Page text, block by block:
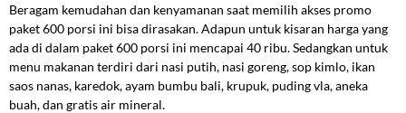
Beragam kemudahan dan kenyamanan saat memilih akses promo
paket 600 porsi ini bisa dirasakan. Adapun untuk kisaran harga yang
ada di dalam paket 600 porsi ini mencapai 40 ribu. Sedangkan untuk
menu makanan terdiri dari nasi putih, nasi goreng, sop kimlo, ikan
saos nanas, karedok, ayam bumbu bali, krupuk, puding vla, aneka
buah, dan gratis air mineral.